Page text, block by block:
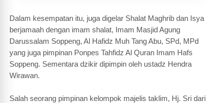
Dalam kesempatan itu, juga digelar Shalat Maghrib dan Isya
berjamaah dengan imam shalat, Imam Masjid Agung
Darussalam Soppeng, Al Hafidz Muh Tang Abu, SPd, MPd
yang juga pimpinan Ponpes Tahfidz Al Quran Imam Hafs
Soppeng. Sementara dzikir dipimpin oleh ustadz Hendra
Wirawan.
Salah seorang pimpinan kelompok majelis taklim, Hj. Sri dari